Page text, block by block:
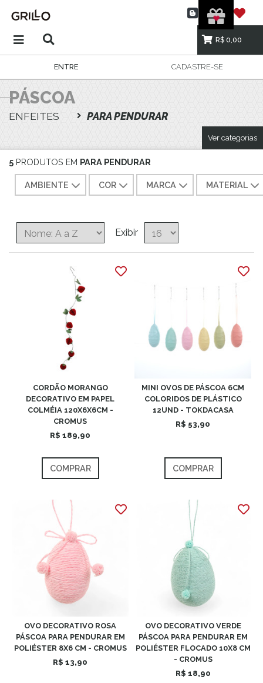
R$ 0,00
ENTRE CADASTRE-SE
PÁSCOA
ENFEITES PARA PENDURAR
Ver categorias
5 PRODUTOS EM PARA PENDURAR
AMBIENTE COR MARCA MATERIAL
Exibir
CORDÃO MORANGO
DECORATIVO EM PAPEL
COLMÉIA 120X6X6CM -
CROMUS
R$ 189,90
COMPRAR
MINI OVOS DE PÁSCOA 6CM
COLORIDOS DE PLÁSTICO
12UND - TOKDACASA
R$ 53,90
COMPRAR
OVO DECORATIVO ROSA
PÁSCOA PARA PENDURAR EM
POLIÉSTER 8X6 CM - CROMUS
R$ 13,90
OVO DECORATIVO VERDE
PÁSCOA PARA PENDURAR EM
POLIÉSTER FLOCADO 10X8 CM
- CROMUS
R$ 18,90